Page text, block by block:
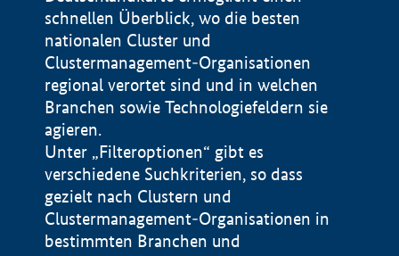
schnellen Überblick, wo die besten
nationalen Cluster und
Clustermanagement-Organisationen
regional verortet sind und in welchen
Branchen sowie Technologiefeldern sie
agieren.
Unter „Filteroptionen“ gibt es
verschiedene Suchkriterien, so dass
gezielt nach Clustern und
Clustermanagement-Organisationen in
bestimmten Branchen und
Impressum
Datenschutzerklärung
BMWE, 2026 ©
100 km © Geobasis-DE / BKG 2015